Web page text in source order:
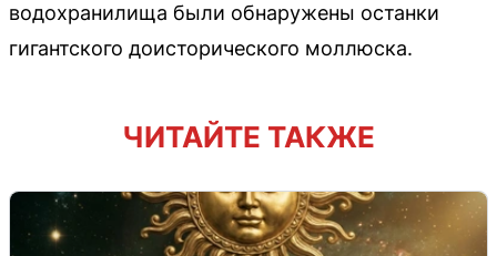
водохранилища были обнаружены останки
гигантского доисторического моллюска.
ЧИТАЙТЕ ТАКЖЕ